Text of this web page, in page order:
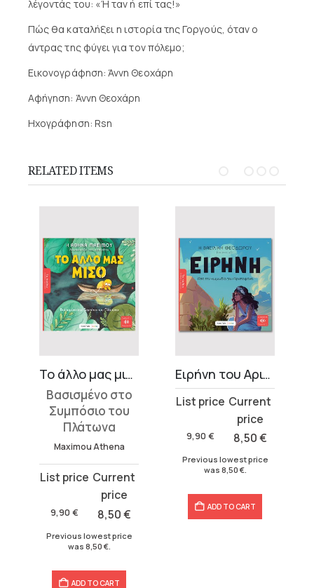
λέγοντάς του: «Ή ταν ή επί τας!»
Πώς θα καταλήξει η ιστορία της Γοργούς, όταν ο
άντρας της φύγει για τον πόλεμο;
Εικονογράφηση: Άννη Θεοχάρη
Αφήγηση: Άννη Θεοχάρη
Ηχογράφηση: Rsn
RELATED ITEMS
Το άλλο μας μισό
Βασισμένο στο
Συμπόσιο του
Πλάτωνα
Maximou Athena
9,90 €
Original
was:
8,50€
Current
is:
Previous lowest price
was 8,50 €.
ADD TO CART
Ειρήνη του Αριστοφάνη
9,90 €
Original
was:
9,90 €.
8,50€
Current
is:
8,50 €.
Previous lowest price
was 8,50 €.
ADD TO CART